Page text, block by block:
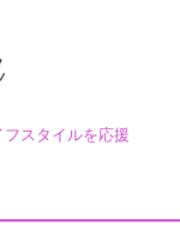
スタイルを応援